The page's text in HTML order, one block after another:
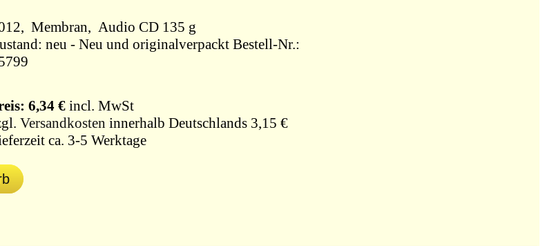
2012, Membran, Audio CD 135 g
neu - Neu und originalverpackt Bestell-Nr.:
6,34 € incl. MwSt
Versandkosten innerhalb Deutschlands 3,15 €
ca. 3-5 Werktage